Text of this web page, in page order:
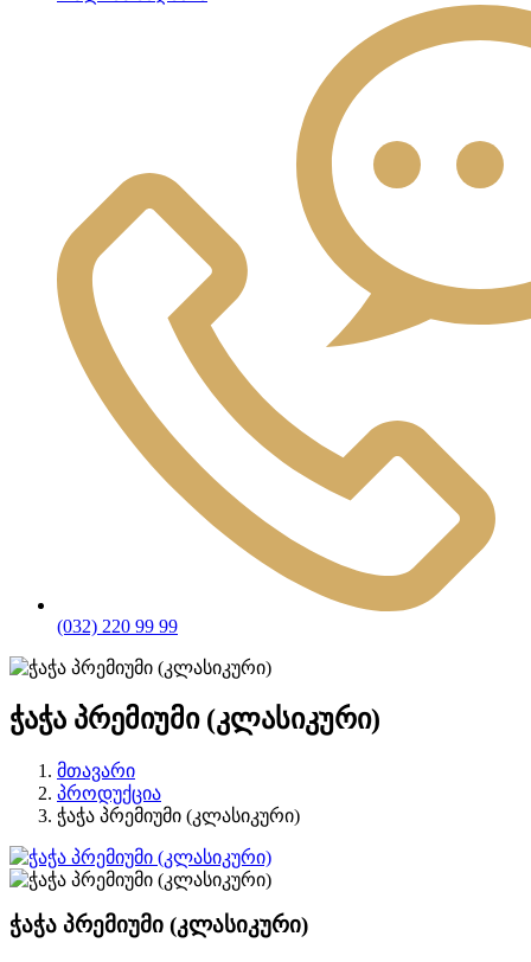
(032) 220 99 99
ჭაჭა პრემიუმი (კლასიკური)
მთავარი
პროდუქცია
ჭაჭა პრემიუმი (კლასიკური)
ჭაჭა პრემიუმი (კლასიკური)